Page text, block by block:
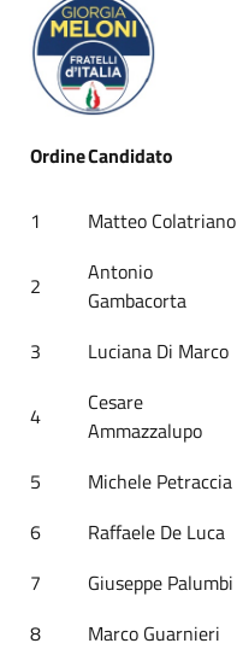
OrdineCandidato
1
Matteo Colatriano
2
Antonio
Gambacorta
3 Luciana Di Marco
4
Cesare
Ammazzalupo
5 Michele Petraccia
6
Raffaele De Luca
7
Giuseppe Palumbi
8
Marco Guarnieri